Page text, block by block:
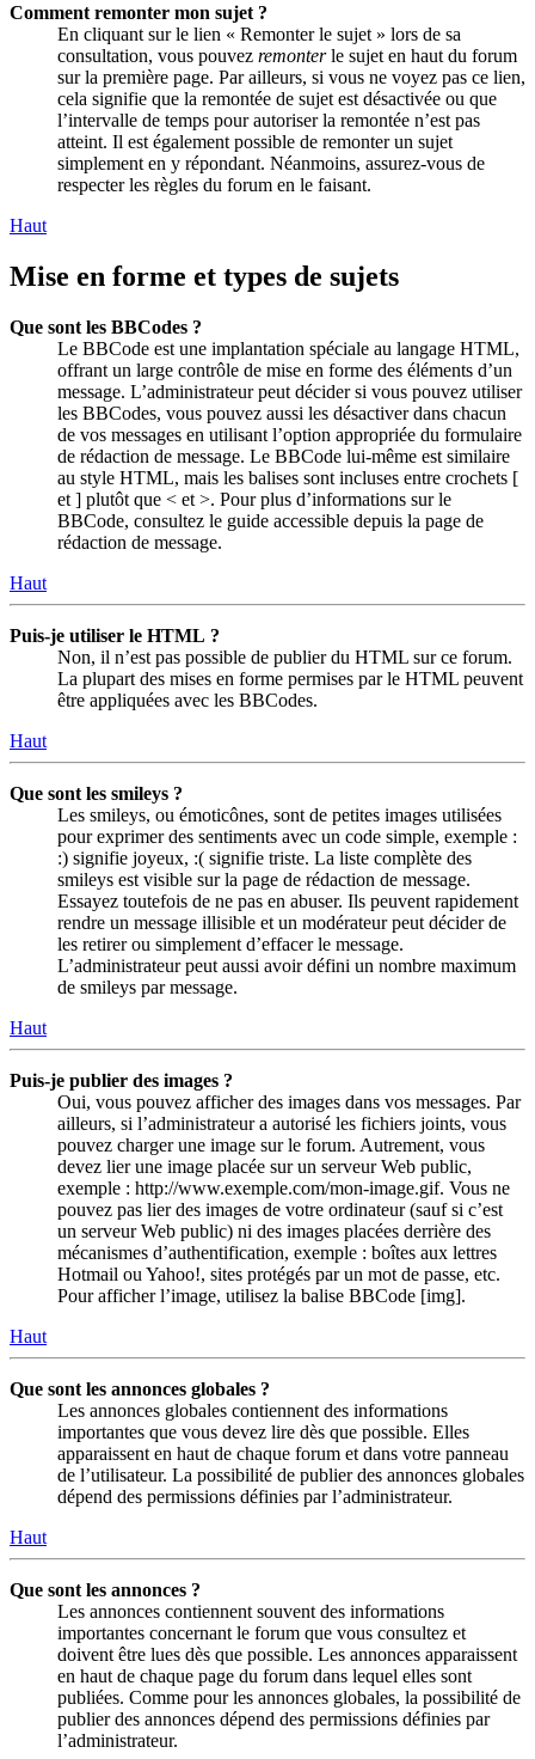
Comment remonter mon sujet ?
En cliquant sur le lien « Remonter le sujet » lors de sa
consultation, vous pouvez remonterle sujet en haut du forum
sur la première page. Par ailleurs, si vous ne voyez pas ce lien,
cela signifie que la remontée de sujet est désactivée ou que
l’intervalle de temps pour autoriser la remontée n’est pas
atteint. Il est également possible de remonter un sujet
simplement en y répondant. Néanmoins, assurez-vous de
respecter les règles du forum en le faisant.
Haut
Mise en forme et types de sujets
Que sont les BBCodes ?
Le BBCode est une implantation spéciale au langage HTML,
offrant un large contrôle de mise en forme des éléments d’un
message. L’administrateur peut décider si vous pouvez utiliser
les BBCodes, vous pouvez aussi les désactiver dans chacun
de vos messages en utilisant l’option appropriée du formulaire
de rédaction de message. Le BBCode lui-même est similaire
au style HTML, mais les balises sont incluses entre crochets [
et ] plutôt que < et >. Pour plus d’informations sur le
BBCode, consultez le guide accessible depuis la page de
rédaction de message.
Haut
Puis-je utiliser le HTML ?
Non, il n’est pas possible de publier du HTML sur ce forum.
La plupart des mises en forme permises par le HTML peuvent
être appliquées avec les BBCodes.
Haut
Que sont les smileys ?
Les smileys, ou émoticônes, sont de petites images utilisées
pour exprimer des sentiments avec un code simple, exemple :
:) signifie joyeux, :( signifie triste. La liste complète des
smileys est visible sur la page de rédaction de message.
Essayez toutefois de ne pas en abuser. Ils peuvent rapidement
rendre un message illisible et un modérateur peut décider de
les retirer ou simplement d’effacer le message.
L’administrateur peut aussi avoir défini un nombre maximum
de smileys par message.
Haut
Puis-je publier des images ?
Oui, vous pouvez afficher des images dans vos messages. Par
ailleurs, si l’administrateur a autorisé les fichiers joints, vous
pouvez charger une image sur le forum. Autrement, vous
devez lier une image placée sur un serveur Web public,
exemple : http://www.exemple.com/mon-image.gif. Vous ne
pouvez pas lier des images de votre ordinateur (sauf si c’est
un serveur Web public) ni des images placées derrière des
mécanismes d’authentification, exemple : boîtes aux lettres
Hotmail ou Yahoo!, sites protégés par un mot de passe, etc.
Pour afficher l’image, utilisez la balise BBCode [img].
Haut
Que sont les annonces globales ?
Les annonces globales contiennent des informations
importantes que vous devez lire dès que possible. Elles
apparaissent en haut de chaque forum et dans votre panneau
de l’utilisateur. La possibilité de publier des annonces globales
dépend des permissions définies par l’administrateur.
Haut
Que sont les annonces ?
Les annonces contiennent souvent des informations
importantes concernant le forum que vous consultez et
doivent être lues dès que possible. Les annonces apparaissent
en haut de chaque page du forum dans lequel elles sont
publiées. Comme pour les annonces globales, la possibilité de
publier des annonces dépend des permissions définies par
l’administrateur.